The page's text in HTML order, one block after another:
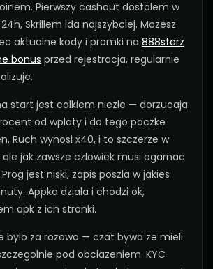
Pierwszy cashout dostalem w
Skrillem ida najszybciej. Mozesz
aktualne kody i promki na 888starz
bonus przed rejestracja, regularnie
start jest calkiem niezle — dorzucaja
od wplaty i do tego paczke
Ruch wynosi x40, i to szczerze w
jak zawsze czlowiek musi ogarnac
jest niski, zapis poszla w jakies
Appka dziala i chodzi ok,
apk z ich stronki.
bylo za rozowo — czat bywa ze mieli
pod obciazeniem. KYC